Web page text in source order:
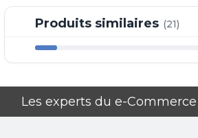
Vidéo :Moteur d’image
Connectivité :
Fabricant Samsung
Produits similaires (21)
Les experts du e-Commerce